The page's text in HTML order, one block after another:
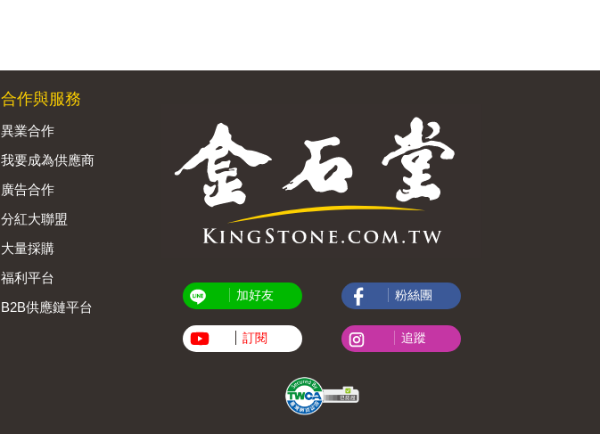
合作與服務
異業合作
我要成為供應商
廣告合作
分紅大聯盟
大量採購
福利平台
B2B供應鏈平台
加好友
訂閱
粉絲團
追蹤